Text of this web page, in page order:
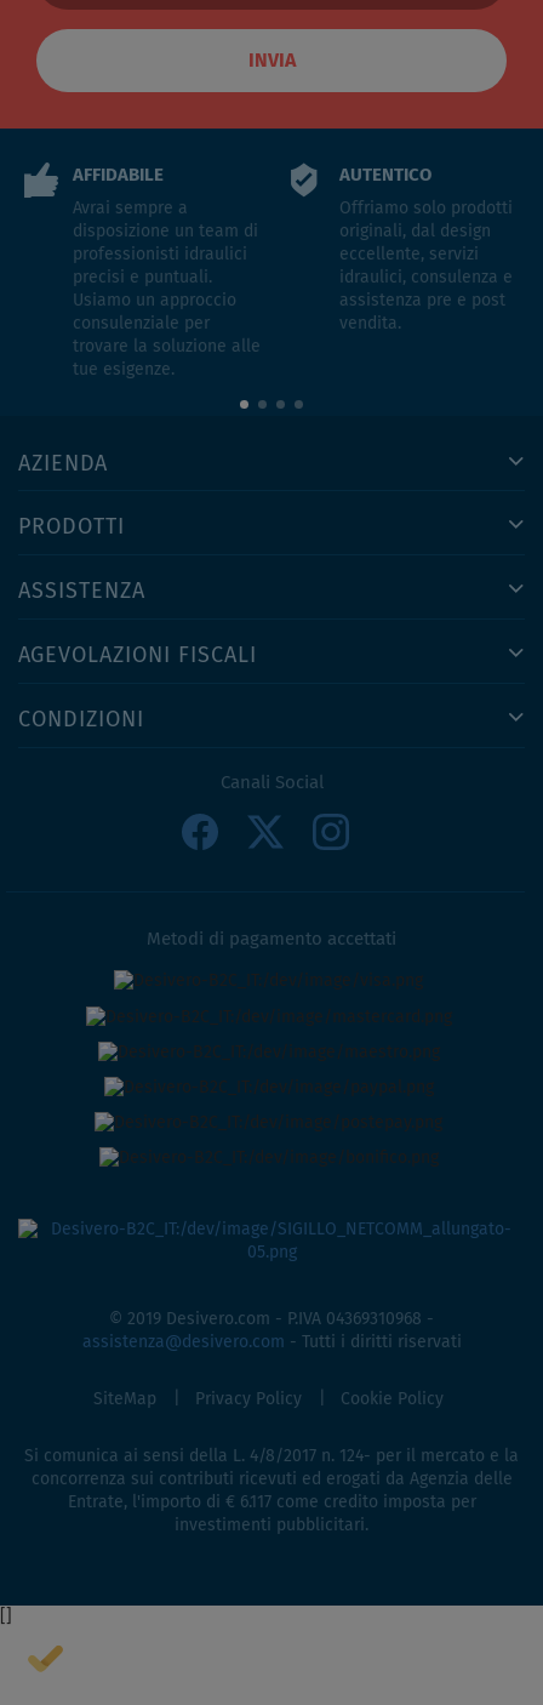
INVIA
AFFIDABILE
Avrai sempre a
disposizione un team di
professionisti idraulici
precisi e puntuali.
Usiamo un approccio
consulenziale per
trovare la soluzione alle
tue esigenze.
AUTENTICO
Offriamo solo prodotti
originali, dal design
eccellente, servizi
idraulici, consulenza e
assistenza pre e post
vendita.
AZIENDA
PRODOTTI
ASSISTENZA
AGEVOLAZIONI FISCALI
CONDIZIONI
Canali Social
Metodi di pagamento accettati
© 2019 Desivero.com - P.IVA 04369310968 -
assistenza@desivero.com - Tutti i diritti riservati
SiteMap Privacy Policy Cookie Policy
Si comunica ai sensi della L. 4/8/2017 n. 124- per il mercato e la
concorrenza sui contributi ricevuti ed erogati da Agenzia delle
Entrate, l'importo di € 6.117 come credito imposta per
investimenti pubblicitari.